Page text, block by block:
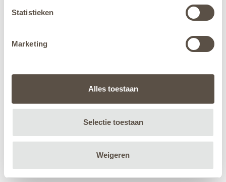
Statistieken
Marketing
Alles toestaan
Selectie toestaan
Weigeren